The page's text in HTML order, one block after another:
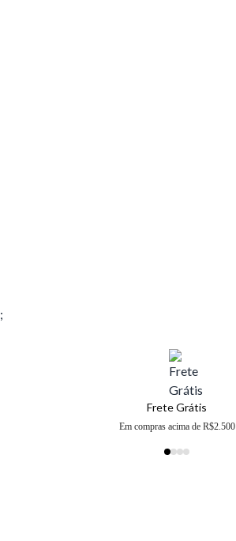
;
Frete Grátis
Em compras acima de R$2.500